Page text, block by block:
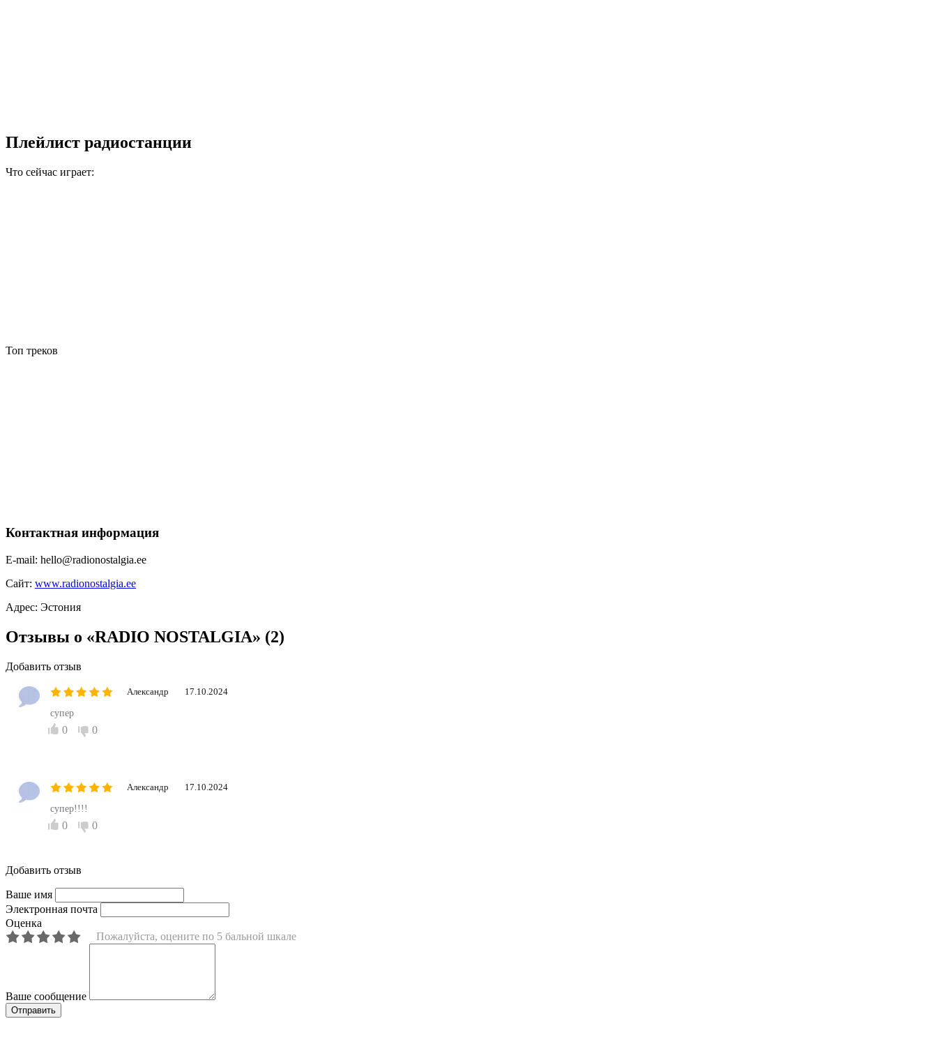
Плейлист радиостанции
Что сейчас играет:
Топ треков
Контактная информация
E-mail: hello@radionostalgia.ee
Сайт: www.radionostalgia.ee
Адрес: Эстония
Отзывы о «RADIO NOSTALGIA» (2)
Добавить отзыв
Александр 17.10.2024
супер
0 0
Александр 17.10.2024
супер!!!!
0 0
Добавить отзыв
Ваше имя
Электронная почта
Оценка
Пожалуйста, оцените по 5 бальной шкале
Ваше сообщение